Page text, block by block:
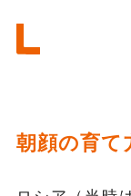
朝顔の育て